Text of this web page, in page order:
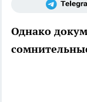
Однако